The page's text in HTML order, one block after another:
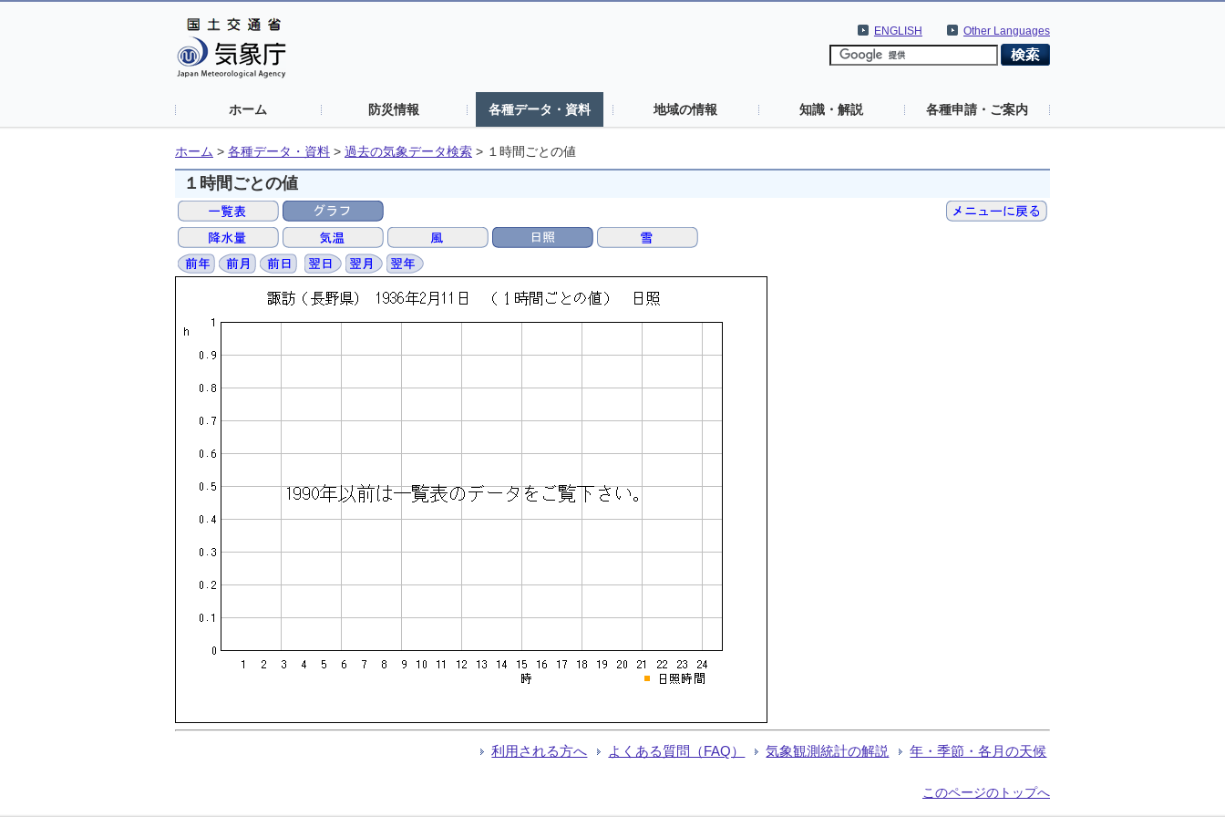
Other Languages
ENGLISH
ホーム 防災情報 各種データ・資料 地域の情報 知識・解説 各種申請・ご案内
ホーム > 各種データ・資料 > 過去の気象データ検索 > １時間ごとの値
１時間ごとの値
利用される方へ よくある質問（FAQ） 気象観測統計の解説 年・季節・各月の天候
このページのトップへ